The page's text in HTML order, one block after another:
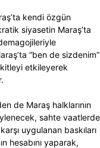
kendi özgün
siyasetin Maraş’ta
“ben de sizdenim”
etkileyerek
de Maraş halklarının
sahte vaatlerde
uygulanan baskıları
hesabını yaparak,